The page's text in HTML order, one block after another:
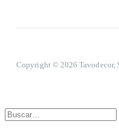
Copyright © 2026 Tavodecor,